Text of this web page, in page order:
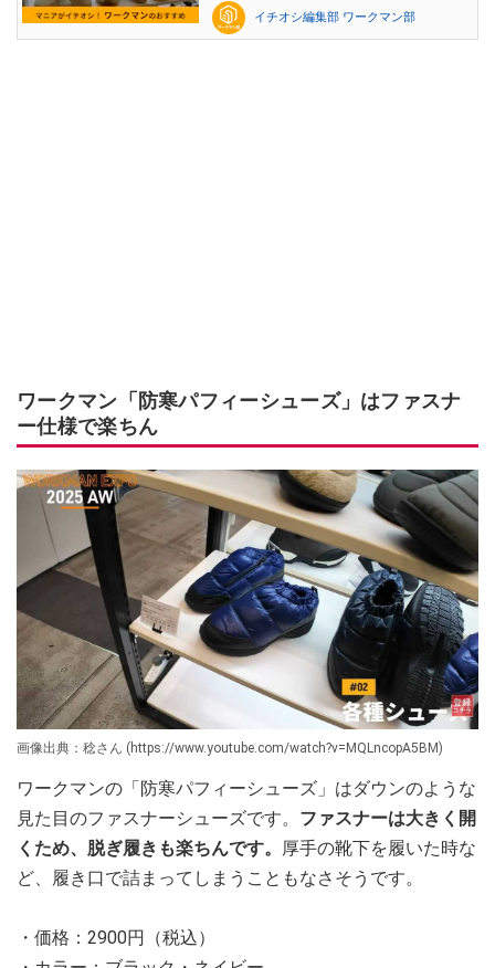
イチオシ編集部 ワークマン部
ワークマン「防寒パフィーシューズ」はファスナ
ー仕様で楽ちん
画像出典：稔さん (https://www.youtube.com/watch?v=MQLncopA5BM)
ワークマンの「防寒パフィーシューズ」はダウンのような
見た目のファスナーシューズです。 ファスナーは大きく開
くため、脱ぎ履きも楽ちんです。 厚手の靴下を履いた時な
ど、履き口で詰まってしまうこともなさそうです。
・価格：2900円（税込）